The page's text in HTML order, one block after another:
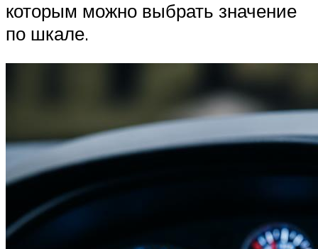
которым можно выбрать значение
по шкале.